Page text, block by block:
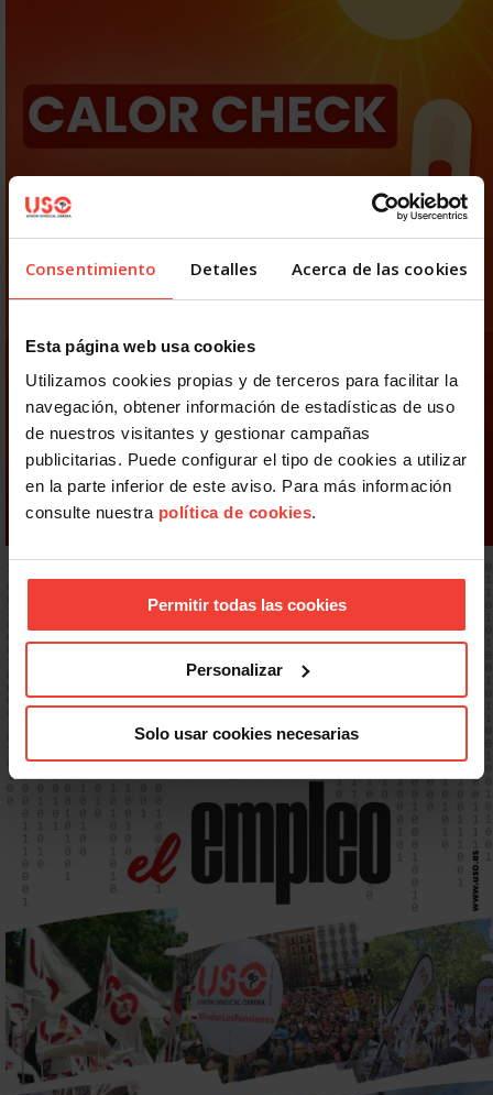
Consentimiento Detalles Acerca de las cookies
Esta página web usa cookies
Utilizamos cookies propias y de terceros para facilitar la
navegación, obtener información de estadísticas de uso
de nuestros visitantes y gestionar campañas
publicitarias. Puede configurar el tipo de cookies a utilizar
en la parte inferior de este aviso. Para más información
consulte nuestra política de cookies.
Permitir todas las cookies
Personalizar
Solo usar cookies necesarias